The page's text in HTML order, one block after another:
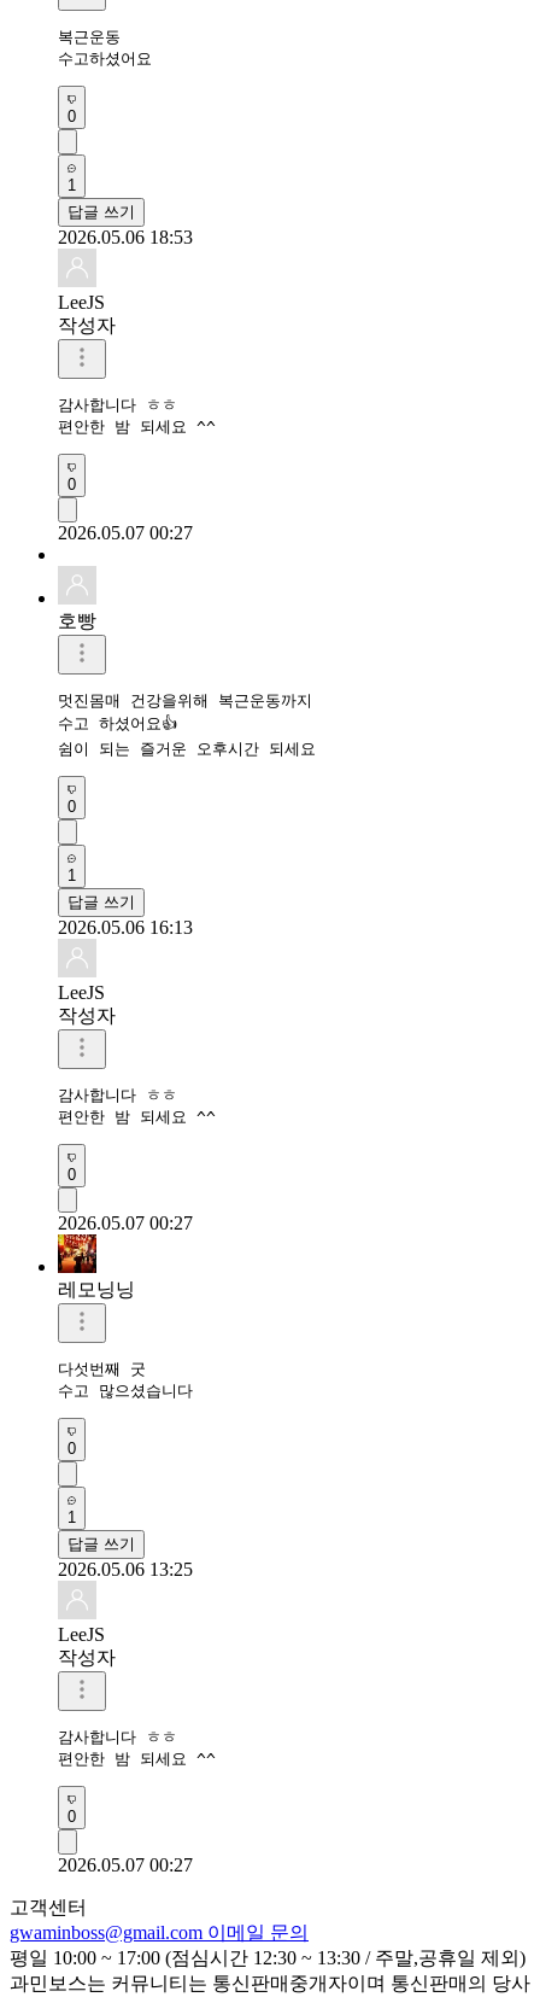
복근운동
수고하셨어요
0
1
답글 쓰기
2026.05.06 18:53
LeeJS
작성자
감사합니다 ㅎㅎ
편안한 밤 되세요 ^^
0
2026.05.07 00:27
호빵
멋진몸매 건강을위해 복근운동까지
수고 하셨어요👍
쉼이 되는 즐거운 오후시간 되세요
0
1
답글 쓰기
2026.05.06 16:13
LeeJS
작성자
감사합니다 ㅎㅎ
편안한 밤 되세요 ^^
0
2026.05.07 00:27
레모닝닝
다섯번째 굿
수고 많으셨습니다
0
1
답글 쓰기
2026.05.06 13:25
LeeJS
작성자
감사합니다 ㅎㅎ
편안한 밤 되세요 ^^
0
2026.05.07 00:27
고객센터
gwaminboss@gmail.com 이메일 문의
평일 10:00 ~ 17:00 (점심시간 12:30 ~ 13:30 / 주말,공휴일 제외)
과민보스는 커뮤니티는 통신판매중개자이며 통신판매의 당사